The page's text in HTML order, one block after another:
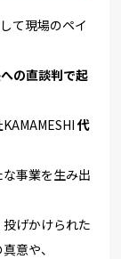
て現場のペイ
の直談判で起
代
事業を生み出
げかけられた
意や、